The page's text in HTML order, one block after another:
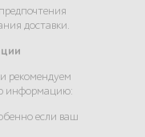
доставки.
рекомендуем
информацию:
если ваш